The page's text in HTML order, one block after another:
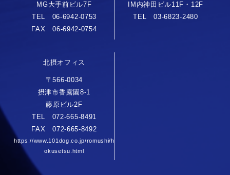
MG大手前ビル7F
TEL 06-6942-0753
FAX 06-6942-0754
IM内神田ビル11F・12F
TEL 03-6823-2480
北摂オフィス
〒566-0034
摂津市香露園8-1
藤原ビル2F
TEL 072-665-8491
FAX 072-665-8492
https://www.101dog.co.jp/romushi/h
okusetsu.html